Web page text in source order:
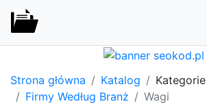
Strona główna Katalog
Kategorie
Firmy Według Branż
Wagi